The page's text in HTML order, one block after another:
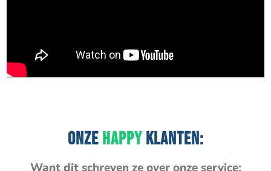
ONZEHAPPYKLANTEN: